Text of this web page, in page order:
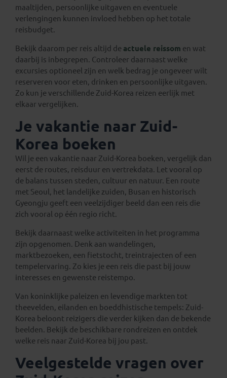
maaltijden, persoonlijke uitgaven en eventuele
verlengingen kunnen invloed hebben op het totale
reisbudget.
Bekijk daarom per reis altijd de actuele reissom en wat
daarbij is inbegrepen. Controleer daarnaast welke
excursies optioneel zijn en welk bedrag je ongeveer wilt
reserveren voor eten, drinken en persoonlijke uitgaven.
Zo kun je verschillende Zuid-Korea reizen eerlijk met
elkaar vergelijken.
Je vakantie naar Zuid-
Korea boeken
Wil je een vakantie naar Zuid-Korea boeken, vergelijk dan
eerst de routes, reisduur en vertrekdata. Let vooral op
de balans tussen steden, cultuur en natuur. Een route
met Seoul, het landelijke zuiden, Busan en historisch
Gyeongju geeft een veelzijdiger beeld dan een reis die
zich vooral op één regio richt.
Bekijk daarnaast welke activiteiten in het programma
zijn opgenomen. Denk aan wandelingen,
marktbezoeken, een fietstocht, treintrajecten of een
tempelervaring. Zo kies je een reis die past bij jouw
interesses en gewenste reistempo.
Van koninklijke paleizen en levendige markten tot
theevelden, eilanden en boeddhistische tempels: Zuid-
Korea beloont reizigers die verder kijken dan de bekende
beelden. Bekijk de beschikbare rondreizen en ontdek
welke reis naar Zuid-Korea bij jou past.
Veelgestelde vragen over